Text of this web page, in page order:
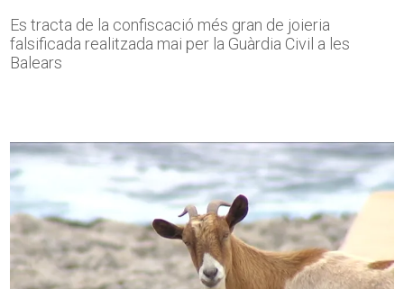
Es tracta de la confiscació més gran de joieria
falsificada realitzada mai per la Guàrdia Civil a les
Balears